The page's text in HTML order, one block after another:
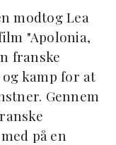
modtog Lea
"Apolonia,
franske
kamp for at
Gennem
på en